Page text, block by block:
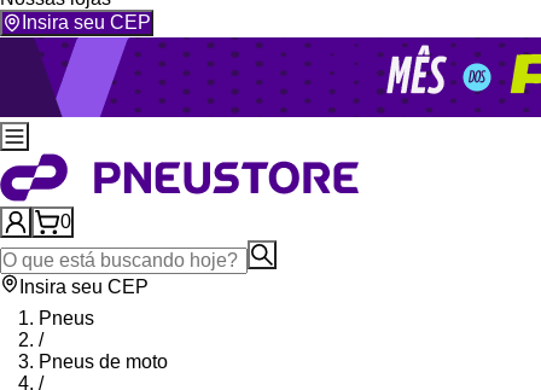
Insira seu CEP
0
Insira seu CEP
Pneus
/
Pneus de moto
/